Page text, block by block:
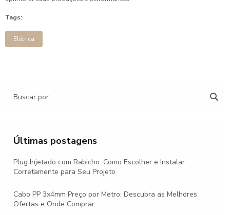
Tags:
Elétrica
Últimas postagens
Plug Injetado com Rabicho: Como Escolher e Instalar
Corretamente para Seu Projeto
Cabo PP 3x4mm Preço por Metro: Descubra as Melhores
Ofertas e Onde Comprar